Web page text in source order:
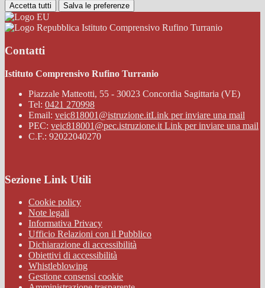
Accetta tutti Salva le preferenze
Istituto Comprensivo Rufino Turranio
Contatti
Istituto Comprensivo Rufino Turranio
Piazzale Matteotti, 55 - 30023 Concordia Sagittaria (VE)
Tel: 0421 270998
Email: veic818001@istruzione.itLink per inviare una mail
PEC: veic818001@pec.istruzione.it Link per inviare una mail
C.F.: 92022040270
Sezione Link Utili
Cookie policy
Note legali
Informativa Privacy
Ufficio Relazioni con il Pubblico
Dichiarazione di accessibilità
Obiettivi di accessibilità
Whistleblowing
Gestione consensi cookie